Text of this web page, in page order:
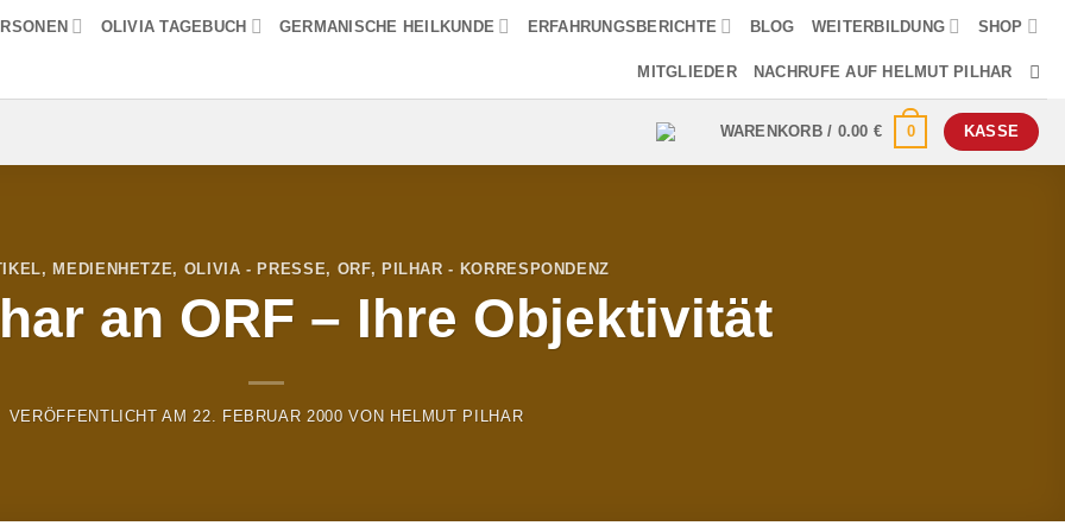
OLIVIA TAGEBUCH GERMANISCHE HEILKUNDE ERFAHRUNGSBERICHTE BLOG WEITERBILDUNG SHOP
MITGLIEDER NACHRUFE AUF HELMUT PILHAR
WARENKORB / 0.00 € 0 KASSE
, MEDIENHETZE, OLIVIA - PRESSE, ORF, PILHAR - KORRESPONDENZ
an ORF – Ihre Objektivität
VERÖFFENTLICHT AM 22. FEBRUAR 2000 VON HELMUT PILHAR